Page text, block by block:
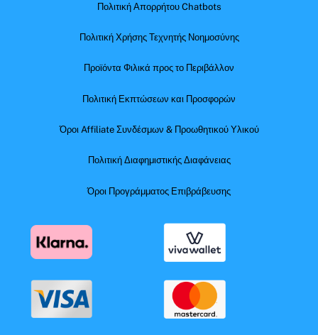
Πολιτική Απορρήτου Chatbots
Πολιτική Χρήσης Τεχνητής Νοημοσύνης
Προϊόντα Φιλικά προς το Περιβάλλον
Πολιτική Εκπτώσεων και Προσφορών
Όροι Affiliate Συνδέσμων & Προωθητικού Υλικού
Πολιτική Διαφημιστικής Διαφάνειας
Όροι Προγράμματος Επιβράβευσης